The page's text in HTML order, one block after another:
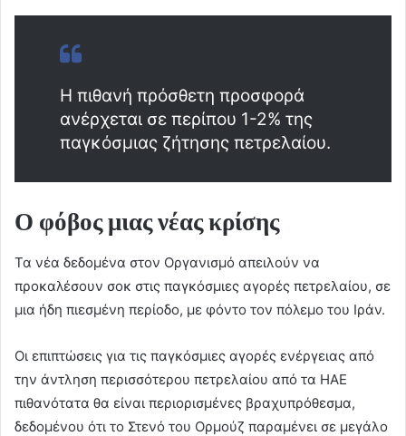
Η πιθανή πρόσθετη προσφορά
ανέρχεται σε περίπου 1-2% της
παγκόσμιας ζήτησης πετρελαίου.
Ο φόβος μιας νέας κρίσης
Τα νέα δεδομένα στον Οργανισμό απειλούν να
προκαλέσουν σοκ στις παγκόσμιες αγορές πετρελαίου, σε
μια ήδη πιεσμένη περίοδο, με φόντο τον πόλεμο του Ιράν.
Οι επιπτώσεις για τις παγκόσμιες αγορές ενέργειας από
την άντληση περισσότερου πετρελαίου από τα ΗΑΕ
πιθανότατα θα είναι περιορισμένες βραχυπρόθεσμα,
δεδομένου ότι το Στενό του Ορμούζ παραμένει σε μεγάλο